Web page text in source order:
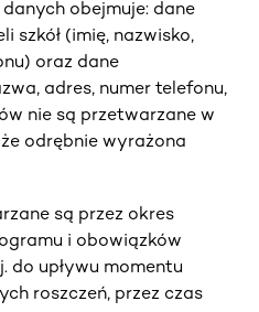
obejmuje: dane
szkół (imię, nazwisko,
oraz dane
adres, numer telefonu,
nie są przetwarzane w
odrębnie wyrażona
są przez okres
i obowiązków
do upływu momentu
roszczeń, przez czas